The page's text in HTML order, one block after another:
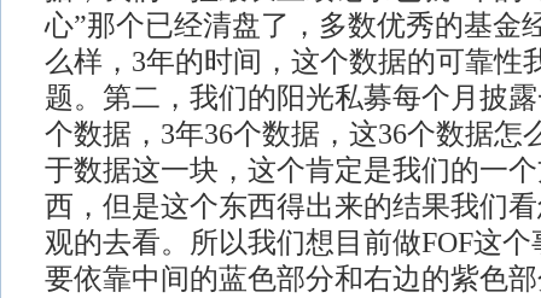
心”那个已经清盘了，多数优秀的基金
么样，3年的时间，这个数据的可靠性
题。第二，我们的阳光私募每个月披
个数据，3年36个数据，这36个数据怎
于数据这一块，这个肯定是我们的一
西，但是这个东西得出来的结果我们
观的去看。所以我们想目前做FOF这
要依靠中间的蓝色部分和右边的紫色